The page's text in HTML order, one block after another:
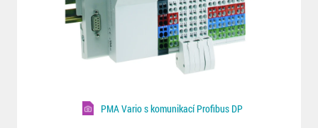
PMA Vario s komunikací Profibus DP